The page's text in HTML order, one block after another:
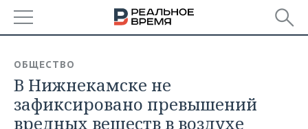
БАШКОРТОСТАН
ТАТАРСТАН
НОВОСТИ
АНАЛИТИКА
ОБЩЕСТВО
В Нижнекамске не
зафиксировано превышений
вредных веществ в воздухе